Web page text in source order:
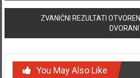
ZVANIČNI REZULTATI
You May Also Like